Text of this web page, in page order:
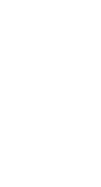
välilehteen
välilehteen
välilehteen